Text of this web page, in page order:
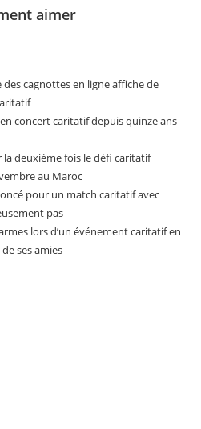
aimer
des cagnottes en ligne affiche de
concert caritatif depuis quinze ans
deuxième fois le défi caritatif
au Maroc
pour un match caritatif avec
pas
lors d’un événement caritatif en
ses amies